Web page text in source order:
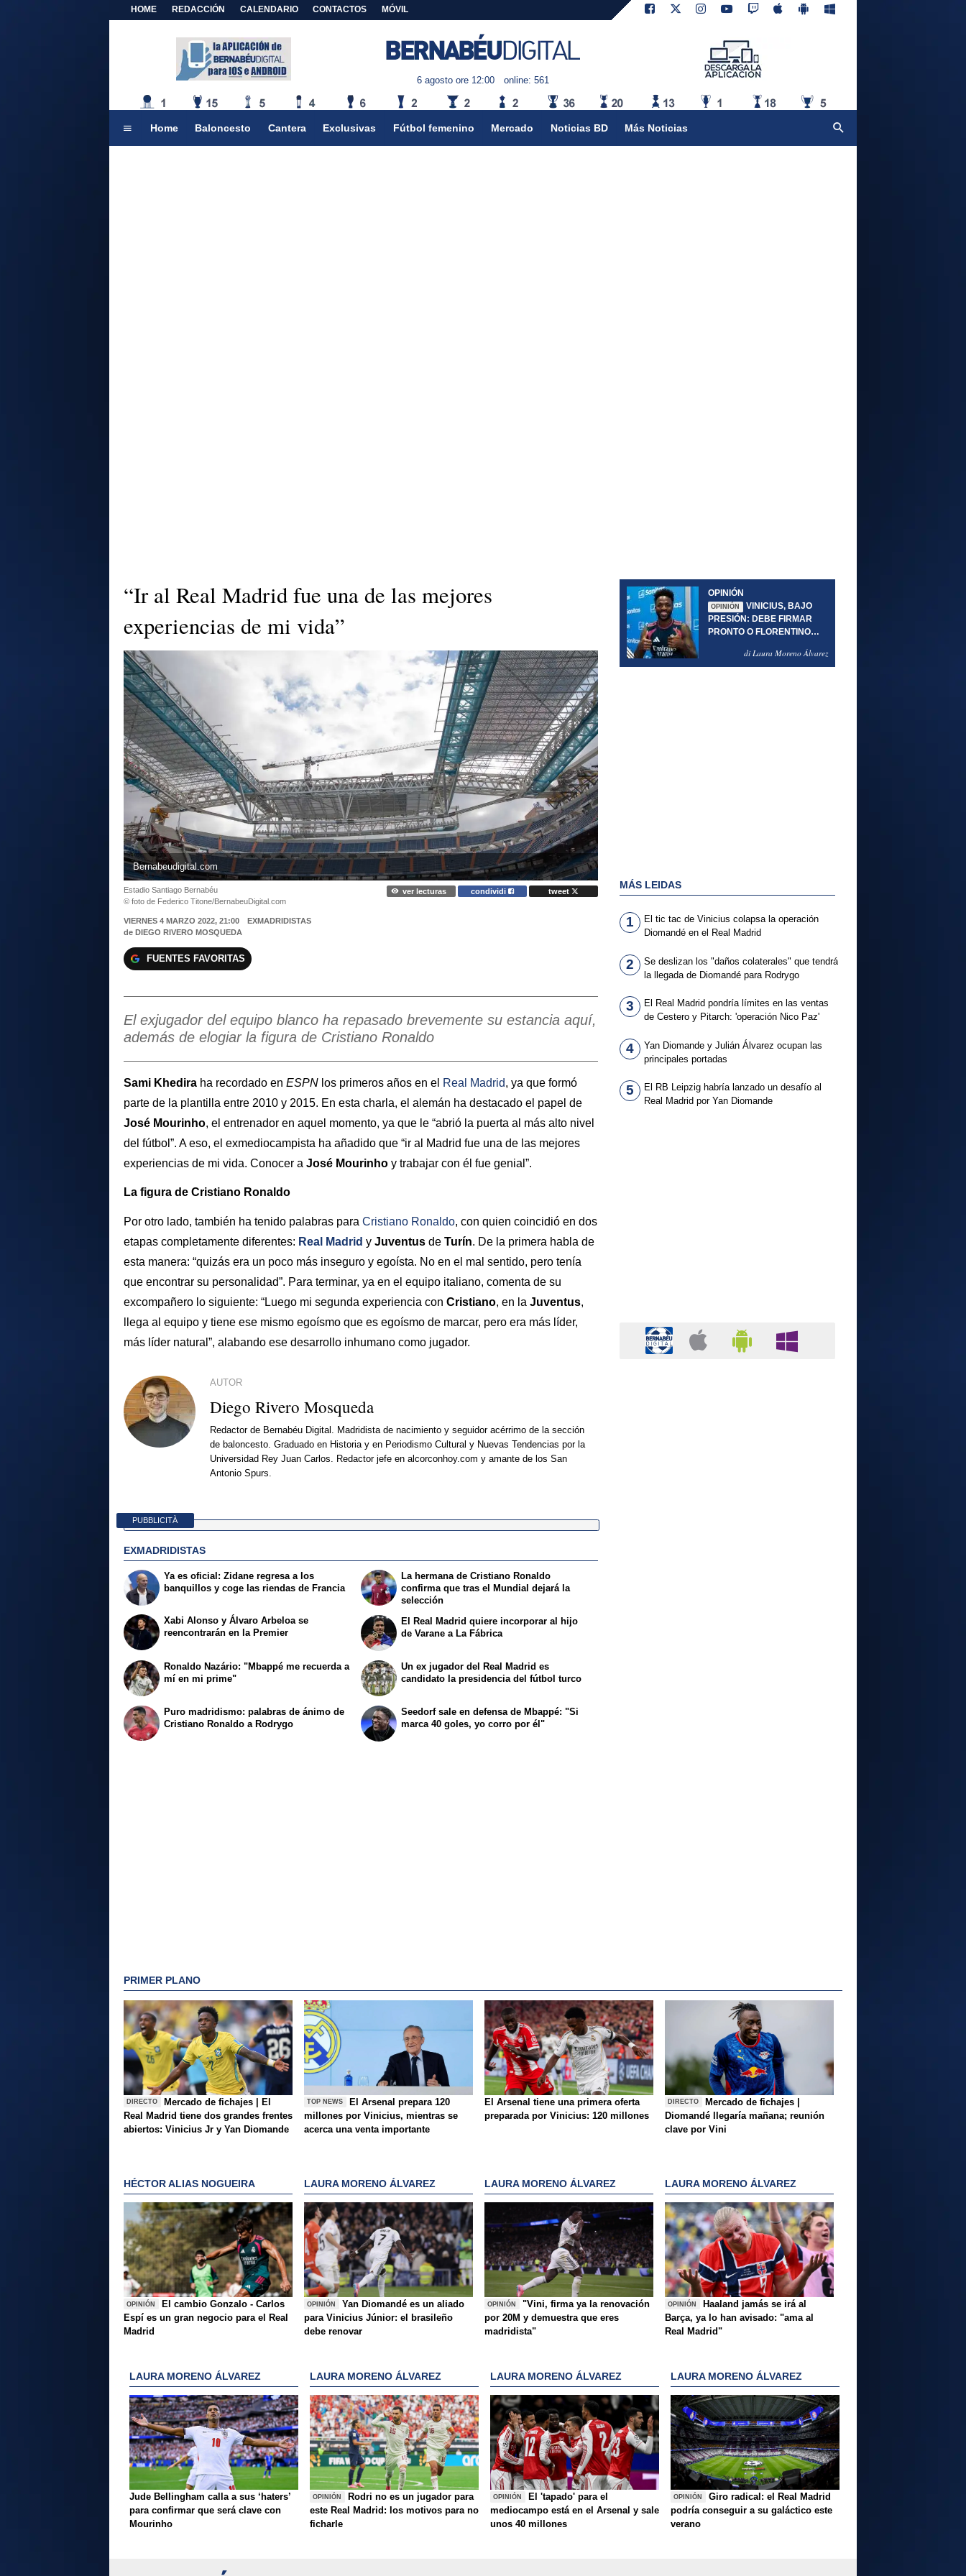
HOME REDACCIÓN CALENDARIO CONTACTOS MÓVIL
6 agosto ore 12:00 online: 561
Home Baloncesto Cantera Exclusivas Fútbol femenino Mercado Noticias BD Más Noticias
“Ir al Real Madrid fue una de las mejores
experiencias de mi vida”
Bernabeudigital.com
Estadio Santiago Bernabéu
© foto de Federico Titone/BernabeuDigital.com
ver lecturas condividi tweet
VIERNES 4 MARZO 2022, 21:00
EXMADRIDISTAS
de DIEGO RIVERO MOSQUEDA
FUENTES FAVORITAS
El exjugador del equipo blanco ha repasado brevemente su estancia aquí,
además de elogiar la figura de Cristiano Ronaldo
Sami Khedira ha recordado en ESPN los primeros años en el Real Madrid, ya que formó
parte de la plantilla entre 2010 y 2015. En esta charla, el alemán ha destacado el papel de
José Mourinho, el entrenador en aquel momento, ya que le “abrió la puerta al más alto nivel
del fútbol”. A eso, el exmediocampista ha añadido que “ir al Madrid fue una de las mejores
experiencias de mi vida. Conocer a José Mourinho y trabajar con él fue genial”.
La figura de Cristiano Ronaldo
Por otro lado, también ha tenido palabras para Cristiano Ronaldo, con quien coincidió en dos
etapas completamente diferentes: Real Madrid y Juventus de Turín. De la primera habla de
esta manera: “quizás era un poco más inseguro y egoísta. No en el mal sentido, pero tenía
que encontrar su personalidad”. Para terminar, ya en el equipo italiano, comenta de su
excompañero lo siguiente: “Luego mi segunda experiencia con Cristiano, en la Juventus,
llega al equipo y tiene ese mismo egoísmo que es egoísmo de marcar, pero era más líder,
más líder natural”, alabando ese desarrollo inhumano como jugador.
AUTOR
Diego Rivero Mosqueda
Redactor de Bernabéu Digital. Madridista de nacimiento y seguidor acérrimo de la sección
de baloncesto. Graduado en Historia y en Periodismo Cultural y Nuevas Tendencias por la
Universidad Rey Juan Carlos. Redactor jefe en alcorconhoy.com y amante de los San
Antonio Spurs.
PUBBLICITÀ
EXMADRIDISTAS
Ya es oficial: Zidane regresa a los
banquillos y coge las riendas de Francia
Xabi Alonso y Álvaro Arbeloa se
reencontrarán en la Premier
La hermana de Cristiano Ronaldo
confirma que tras el Mundial dejará la
selección
El Real Madrid quiere incorporar al hijo
de Varane a La Fábrica
Ronaldo Nazário: "Mbappé me recuerda a
mí en mi prime"
Puro madridismo: palabras de ánimo de
Cristiano Ronaldo a Rodrygo
Un ex jugador del Real Madrid es
candidato la presidencia del fútbol turco
Seedorf sale en defensa de Mbappé: "Si
marca 40 goles, yo corro por él"
OPINIÓN
OPINIÓN
VINICIUS, BAJO
PRESIÓN: DEBE FIRMAR
PRONTO O FLORENTINO
di Laura Moreno Álvarez
MÁS LEIDAS
1
El tic tac de Vinicius colapsa la operación
Diomandé en el Real Madrid
2
Se deslizan los "daños colaterales" que tendrá
la llegada de Diomandé para Rodrygo
3
El Real Madrid pondría límites en las ventas
de Cestero y Pitarch: 'operación Nico Paz'
4
Yan Diomande y Julián Álvarez ocupan las
principales portadas
5
El RB Leipzig habría lanzado un desafío al
Real Madrid por Yan Diomande
PRIMER PLANO
DIRECTO
Mercado de fichajes | El
Real Madrid tiene dos grandes frentes
abiertos: Vinicius Jr y Yan Diomande
TOP NEWS
El Arsenal prepara 120
millones por Vinicius, mientras se
acerca una venta importante
El Arsenal tiene una primera oferta
preparada por Vinicius: 120 millones
DIRECTO
Mercado de fichajes |
Diomandé llegaría mañana; reunión
clave por Vini
HÉCTOR ALIAS NOGUEIRA
OPINIÓN
El cambio Gonzalo - Carlos
Espí es un gran negocio para el Real
Madrid
LAURA MORENO ÁLVAREZ
OPINIÓN
Yan Diomandé es un aliado
para Vinicius Júnior: el brasileño
debe renovar
LAURA MORENO ÁLVAREZ
OPINIÓN
"Vini, firma ya la renovación
por 20M y demuestra que eres
madridista"
LAURA MORENO ÁLVAREZ
OPINIÓN
Haaland jamás se irá al
Barça, ya lo han avisado: "ama al
Real Madrid"
LAURA MORENO ÁLVAREZ
Jude Bellingham calla a sus ‘haters’
para confirmar que será clave con
Mourinho
LAURA MORENO ÁLVAREZ
OPINIÓN
Rodri no es un jugador para
este Real Madrid: los motivos para no
ficharle
LAURA MORENO ÁLVAREZ
OPINIÓN
El 'tapado' para el
mediocampo está en el Arsenal y sale
unos 40 millones
LAURA MORENO ÁLVAREZ
OPINIÓN
Giro radical: el Real Madrid
podría conseguir a su galáctico este
verano